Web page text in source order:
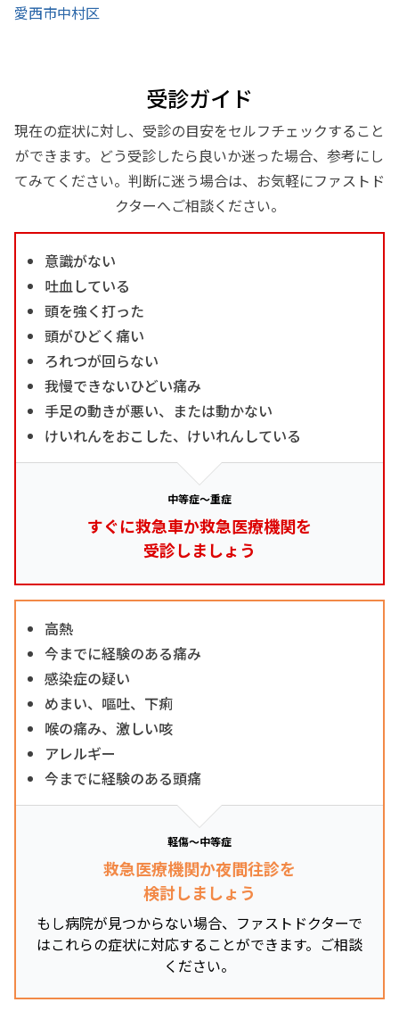
愛西市中村区
受診ガイド
現在の症状に対し、受診の目安をセルフチェックすること
ができます。どう受診したら良いか迷った場合、参考にし
てみてください。判断に迷う場合は、お気軽にファストド
クターへご相談ください。
意識がない
吐血している
頭を強く打った
頭がひどく痛い
ろれつが回らない
我慢できないひどい痛み
手足の動きが悪い、または動かない
けいれんをおこした、けいれんしている
中等症～重症
すぐに救急車か救急医療機関を
受診しましょう
高熱
今までに経験のある痛み
感染症の疑い
めまい、嘔吐、下痢
喉の痛み、激しい咳
アレルギー
今までに経験のある頭痛
軽傷～中等症
救急医療機関か夜間往診を
検討しましょう
もし病院が見つからない場合、ファストドクターで
はこれらの症状に対応することができます。ご相談
ください。